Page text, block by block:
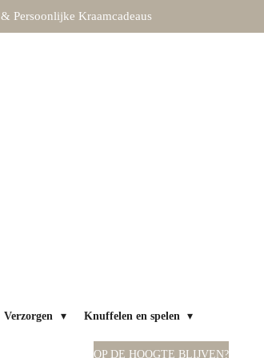
Persoonlijke Kraamcadeaus
Verzorgen Knuffelen en spelen
OP DE HOOGTE BLIJVEN?